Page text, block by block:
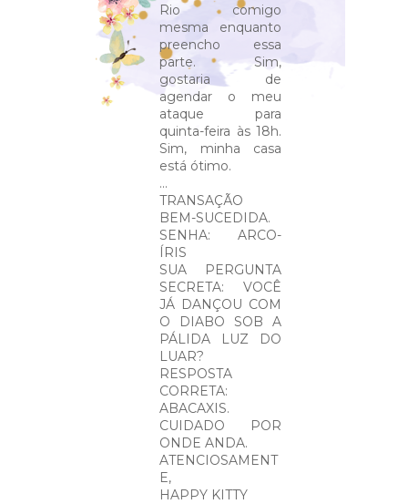
Rio comigo
mesma enquanto
preencho essa
parte. Sim,
gostaria de
agendar o meu
ataque para
quinta-feira às 18h.
Sim, minha casa
está ótimo.
...
TRANSAÇÃO
BEM-SUCEDIDA.
SENHA: ARCO-
ÍRIS
SUA PERGUNTA
SECRETA: VOCÊ
JÁ DANÇOU COM
O DIABO SOB A
PÁLIDA LUZ DO
LUAR?
RESPOSTA
CORRETA:
ABACAXIS.
CUIDADO POR
ONDE ANDA.
ATENCIOSAMENT
E,
HAPPY KITTY